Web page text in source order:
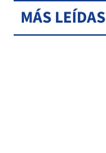
MÁS LEÍDAS